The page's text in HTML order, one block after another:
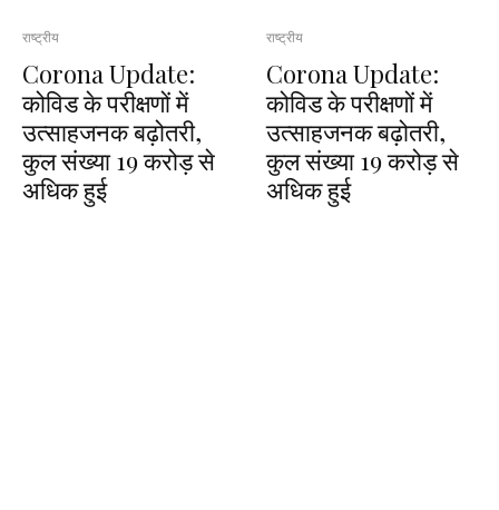
राष्ट्रीय
Corona Update:
कोविड के परीक्षणों में
उत्‍साहजनक बढ़ोतरी,
कुल संख्‍या 19 करोड़ से
अधिक हुई
राष्ट्रीय
Corona Update:
कोविड के परीक्षणों में
उत्‍साहजनक बढ़ोतरी,
कुल संख्‍या 19 करोड़ से
अधिक हुई